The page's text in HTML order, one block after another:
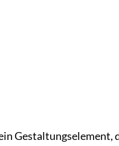
Gestaltungselement,